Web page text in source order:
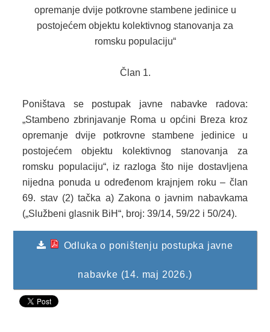
opremanje dvije potkrovne stambene jedinice u
postojećem objektu kolektivnog stanovanja za
romsku populaciju“
Član 1.
Poništava se postupak javne nabavke radova:
„Stambeno zbrinjavanje Roma u općini Breza kroz
opremanje dvije potkrovne stambene jedinice u
postojećem objektu kolektivnog stanovanja za
romsku populaciju“, iz razloga što nije dostavljena
nijedna ponuda u određenom krajnjem roku – član
69. stav (2) tačka a) Zakona o javnim nabavkama
(„Službeni glasnik BiH“, broj: 39/14, 59/22 i 50/24).
Odluka o poništenju postupka javne
nabavke (14. maj 2026.)
OGLASNA PLOČA
OGLASI
JAVNI POZIVI
NAJAVA DOGAĐAJA
INFO
JAVNE NABAVKE
ODLUKE O IZBORU